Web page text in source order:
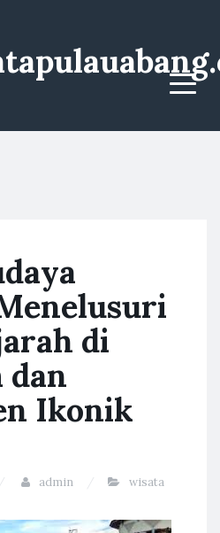
Menu
di
dan
Ikonik
admin wisata